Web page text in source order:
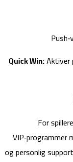
Quick Win:Aktiver
For
VIP‑programmer
og personlig